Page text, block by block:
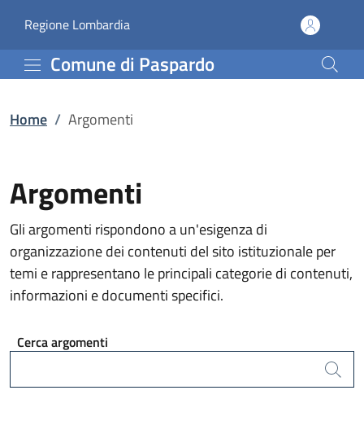
Argomenti | Comune di
Regione Lombardia(apre in un'altra scheda).
Comune di Paspardo
Home / Argomenti
Argomenti
Gli argomenti rispondono a un'esigenza di
organizzazione dei contenuti del sito istituzionale per
temi e rappresentano le principali categorie di contenuti,
informazioni e documenti specifici.
Cerca argomenti
Cerca